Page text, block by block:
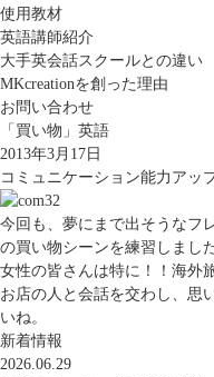
使用教材
英語講師紹介
大手英会話スクールとの違い
MKcreationを創った理由
お問い合わせ
「買い物」英語
2013年3月17日
コミュニケーション能力アッ
今回も、夢にまで出そうなフ
の買い物シーンを練習しまし
女性の皆さんは特に！！海外
お店の人と会話を交わし、思
いね。
新着情報
2026.06.29